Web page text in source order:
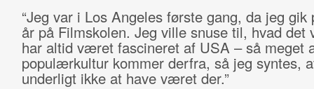
“Jeg var i Los Angeles første gang, da jeg gik
år på Filmskolen. Jeg ville snuse til, hvad det
har altid været fascineret af USA – så meget
populærkultur kommer derfra, så jeg syntes,
underligt ikke at have været der.”